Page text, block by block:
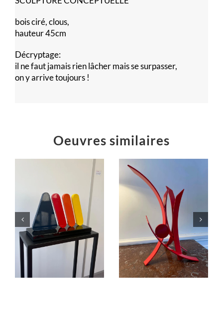
bois ciré, clous,
hauteur 45cm
Décryptage:
il ne faut jamais rien lâcher mais se surpasser,
on y arrive toujours !
Oeuvres similaires
Éruption
jaillissement
rouge
Sculptures